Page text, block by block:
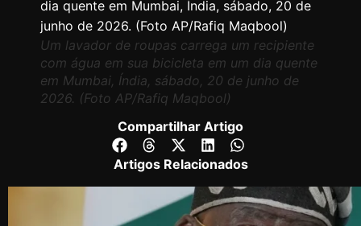
Um lavador de roupas carrega um recipiente
com água em sua bicicleta em um dia quente
em Mumbai, Índia, sábado, 20 de junho de
2026. (Foto AP/Rafiq Maqbool)
Compartilhar Artigo
Artigos Relacionados